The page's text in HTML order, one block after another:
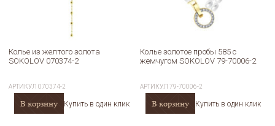
Колье из желтого золота
SOKOLOV 070374-2
АРТИКУЛ070374-2
В корзину Купить в один клик
Колье золотое пробы 585 с
жемчугом SOKOLOV 79-70006-2
АРТИКУЛ 79-70006-2
В корзину Купить в один клик